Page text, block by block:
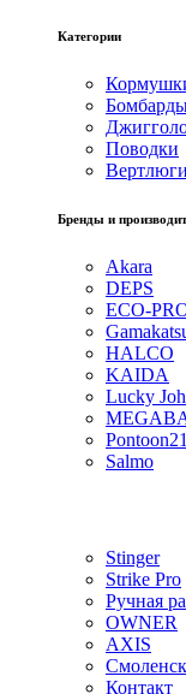
Категории
Поводки
Бренды и
Akara
DEPS
ECO-
HALCO
KAIDA
Lucky
Pontoon21
Salmo
Stinger
Strike Pro
Ручная
OWNER
AXIS
Смоленск
Контакт